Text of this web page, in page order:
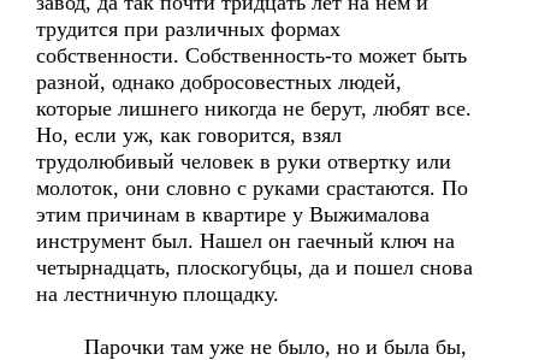
трудится при различных формах
собственности. Собственность-то может быть
разной, однако добросовестных людей,
которые лишнего никогда не берут, любят все.
Но, если уж, как говорится, взял
трудолюбивый человек в руки отвертку или
молоток, они словно с руками срастаются. По
этим причинам в квартире у Выжималова
инструмент был. Нашел он гаечный ключ на
четырнадцать, плоскогубцы, да и пошел снова
на лестничную площадку.
Парочки там уже не было, но и была бы,